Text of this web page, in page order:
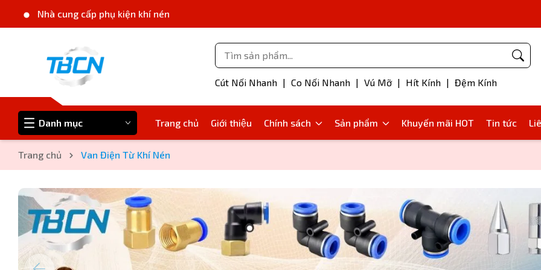
Nhà cung cấp phụ kiện khí nén
Cút Nối Nhanh | Co Nối Nhanh | Vú Mỡ | Hít Kính | Đệm Kính
Danh mục Trang chủ Giới thiệu Chính sách Sản phẩm Khuyến mãi HOT Tin tức
Trang chủ Van Điện Từ Khí Nén